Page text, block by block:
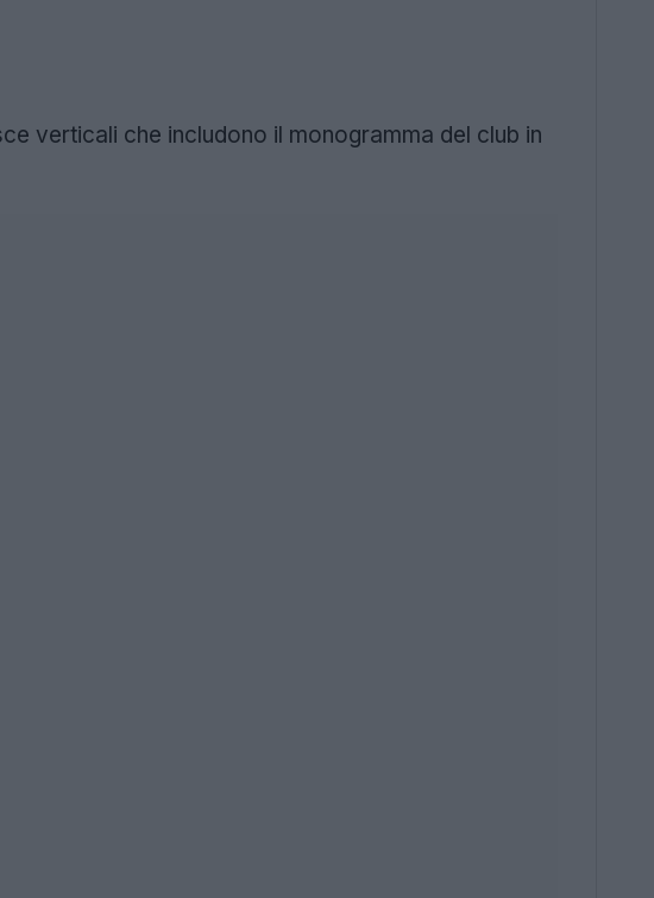
verticali che includono il monogramma del club in